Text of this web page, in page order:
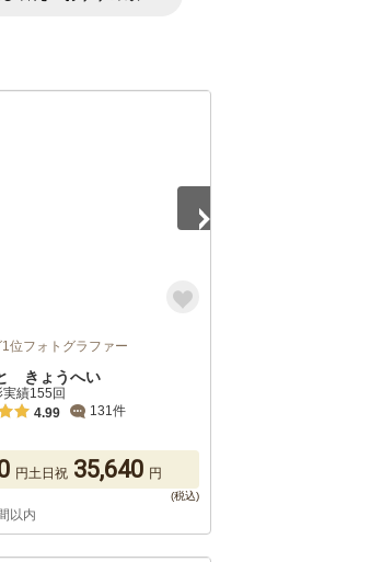
位フォトグラファー
きょうへい
実績155回
4.99
131件
円土日祝 35,640 円
以内